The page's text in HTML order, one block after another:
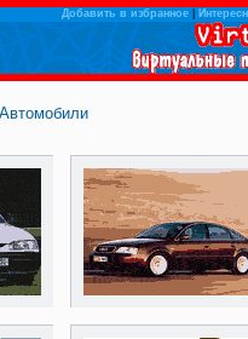
Добавить в избранное|